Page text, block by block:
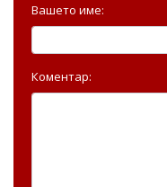
Вашето име:
Коментар: